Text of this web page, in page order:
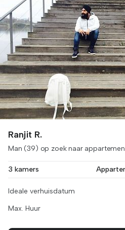
Ranjit R.
Man (39) op zoek naar
3 kamers
Ideale verhuisdatum
Max. Huur